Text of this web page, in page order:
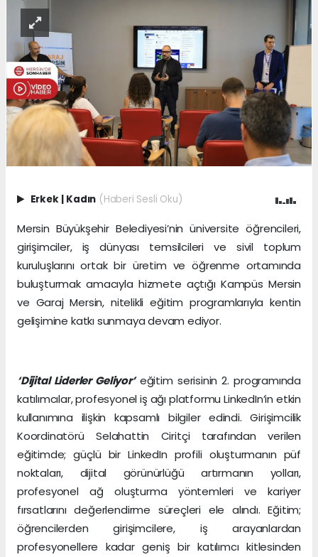
Erkek | Kadın (Haberi Sesli Oku)
Mersin Büyükşehir Belediyesi’nin üniversite öğrencileri,
girişimciler, iş dünyası temsilcileri ve sivil toplum
kuruluşlarını ortak bir üretim ve öğrenme ortamında
buluşturmak amacıyla hizmete açtığı Kampüs Mersin
ve Garaj Mersin, nitelikli eğitim programlarıyla kentin
gelişimine katkı sunmaya devam ediyor.
‘Dijital Liderler Geliyor’eğitim serisinin 2. programında
katılımcılar, profesyonel iş ağı platformu LinkedIn’in etkin
kullanımına ilişkin kapsamlı bilgiler edindi. Girişimcilik
Koordinatörü Selahattin Ciritçi tarafından verilen
eğitimde; güçlü bir LinkedIn profili oluşturmanın püf
noktaları, dijital görünürlüğü artırmanın yolları,
profesyonel ağ oluşturma yöntemleri ve kariyer
fırsatlarını değerlendirme süreçleri ele alındı. Eğitim;
öğrencilerden girişimcilere, iş arayanlardan
profesyonellere kadar geniş bir katılımcı kitlesinden